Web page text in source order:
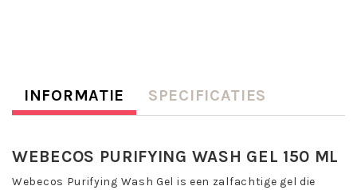
INFORMATIE SPECIFICATIES
WEBECOS PURIFYING WASH GEL 150 ML
Webecos Purifying Wash Gel is een zalfachtige gel die